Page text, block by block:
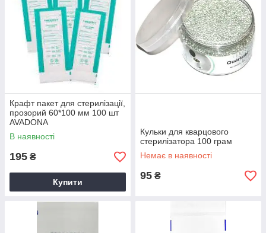
Крафт пакет для стерилізації,
прозорий 60*100 мм 100 шт
AVADONA
В наявності
195 ₴
Купити
Кульки для кварцового
стерилізатора 100 грам
Немає в наявності
95 ₴